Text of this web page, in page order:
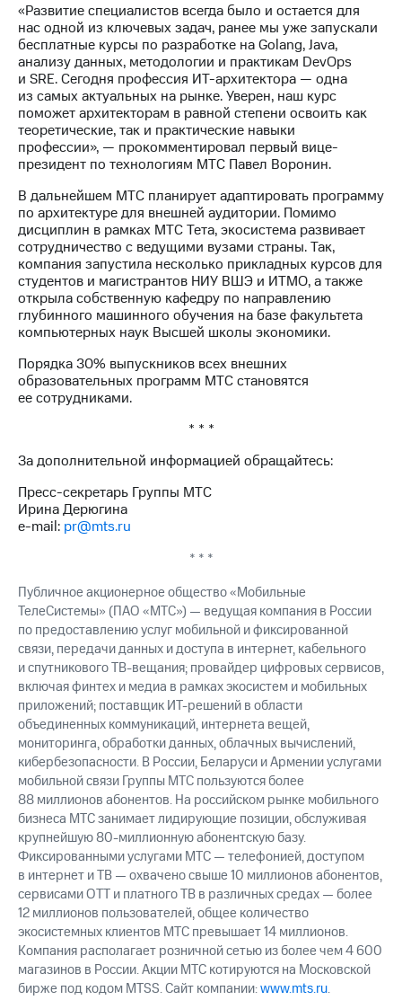
Информация
акционерам
Документы
ПАО
"МТС"
Собрания
акционеров
Личный
кабинет
акционера
капитал
Контроль
и
аудит
Рынок
акций
Описание
Программа
приобретения
Порядок
выкупа
акций
облигаций
Описание
Еврооблигации-2023
Уведомление
облигаций
Другое
Регистратор
Реквизиты
Контакты
развитие
деловая этика
На главную
«Развитие специалистов всегда было и остается для
нас одной из ключевых задач, ранее мы уже запускали
бесплатные курсы по разработке на Golang, Java,
анализу данных, методологии и практикам DevOps
и SRE. Сегодня профессия ИТ-архитектора — одна
из самых актуальных на рынке. Уверен, наш курс
поможет архитекторам в равной степени освоить как
теоретические, так и практические навыки
профессии», — прокомментировал первый вице-
президент по технологиям МТС Павел Воронин.
В дальнейшем МТС планирует адаптировать программу
по архитектуре для внешней аудитории. Помимо
дисциплин в рамках МТС Тета, экосистема развивает
сотрудничество с ведущими вузами страны. Так,
компания запустила несколько прикладных курсов для
студентов и магистрантов НИУ ВШЭ и ИТМО, а также
открыла собственную кафедру по направлению
глубинного машинного обучения на базе факультета
компьютерных наук Высшей школы экономики.
Порядка 30% выпускников всех внешних
образовательных программ МТС становятся
ее сотрудниками.
* * *
За дополнительной информацией обращайтесь:
Пресс-секретарь Группы МТС
Ирина Дерюгина
e-mail: pr@mts.ru
* * *
Публичное акционерное общество «Мобильные
ТелеСистемы» (ПАО «МТС») — ведущая компания в России
по предоставлению услуг мобильной и фиксированной
связи, передачи данных и доступа в интернет, кабельного
и спутникового ТВ-вещания; провайдер цифровых сервисов,
включая финтех и медиа в рамках экосистем и мобильных
приложений; поставщик ИТ-решений в области
объединенных коммуникаций, интернета вещей,
мониторинга, обработки данных, облачных вычислений,
кибербезопасности. В России, Беларуси и Армении услугами
мобильной связи Группы МТС пользуются более
88 миллионов абонентов. На российском рынке мобильного
бизнеса МТС занимает лидирующие позиции, обслуживая
крупнейшую 80-миллионную абонентскую базу.
Фиксированными услугами МТС — телефонией, доступом
в интернет и ТВ — охвачено свыше 10 миллионов абонентов,
сервисами OTT и платного ТВ в различных средах — более
12 миллионов пользователей, общее количество
экосистемных клиентов МТС превышает 14 миллионов.
Компания располагает розничной сетью из более чем 4 600
магазинов в России. Акции МТС котируются на Московской
бирже под кодом MTSS. Сайт компании:www.mts.ru.